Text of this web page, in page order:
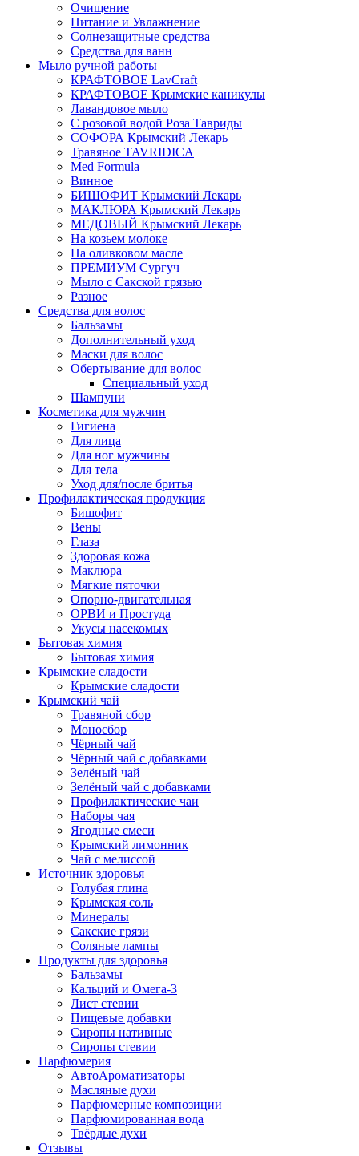
Очищение
Питание и Увлажнение
Солнезащитные средства
Средства для ванн
Мыло ручной работы
КРАФТОВОЕ LavCraft
КРАФТОВОЕ Крымские каникулы
Лавандовое мыло
С розовой водой Роза Тавриды
СОФОРА Крымский Лекарь
Травяное TAVRIDICA
Med Formula
Винное
БИШОФИТ Крымский Лекарь
МАКЛЮРА Крымский Лекарь
МЕДОВЫЙ Крымский Лекарь
На козьем молоке
На оливковом масле
ПРЕМИУМ Сургуч
Мыло с Сакской грязью
Разное
Средства для волос
Бальзамы
Дополнительный уход
Маски для волос
Обертывание для волос
Специальный уход
Шампуни
Косметика для мужчин
Гигиена
Для лица
Для ног мужчины
Для тела
Уход для/после бритья
Профилактическая продукция
Бишофит
Вены
Глаза
Здоровая кожа
Маклюра
Мягкие пяточки
Опорно-двигательная
ОРВИ и Простуда
Укусы насекомых
Бытовая химия
Бытовая химия
Крымские сладости
Крымские сладости
Крымский чай
Травяной сбор
Моносбор
Чёрный чай
Чёрный чай с добавками
Зелёный чай
Зелёный чай с добавками
Профилактические чаи
Наборы чая
Ягодные смеси
Крымский лимонник
Чай с мелиссой
Источник здоровья
Голубая глина
Крымская соль
Минералы
Сакские грязи
Соляные лампы
Продукты для здоровья
Бальзамы
Кальций и Омега-3
Лист стевии
Пищевые добавки
Сиропы нативные
Сиропы стевии
Парфюмерия
АвтоАроматизаторы
Масляные духи
Парфюмерные композиции
Парфюмированная вода
Твёрдые духи
Отзывы